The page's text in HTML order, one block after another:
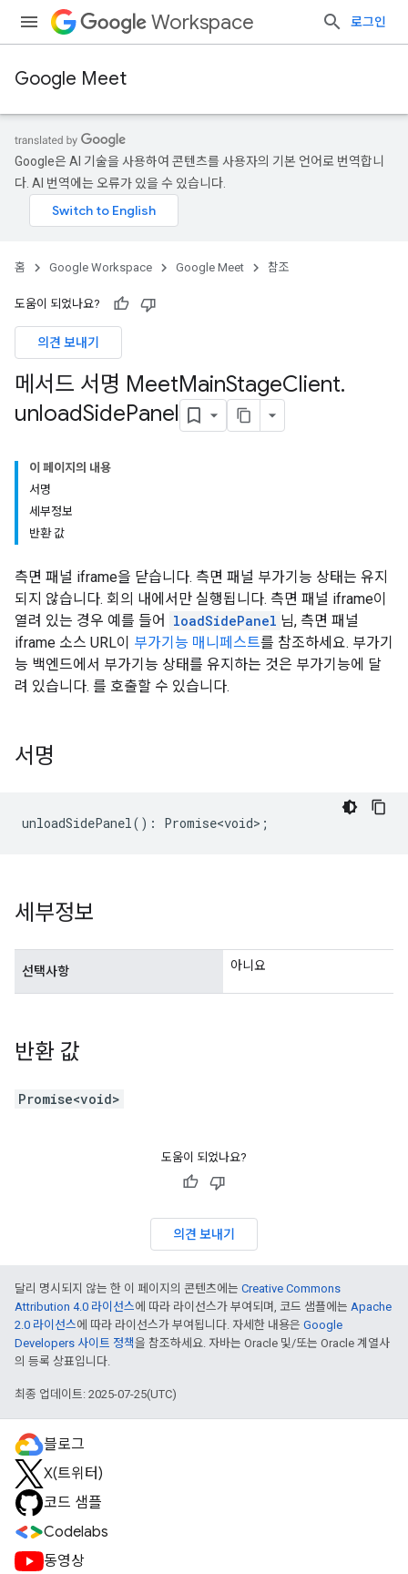
Workspace 로그인
Google Meet
Google은 AI 기술을 사용하여 콘텐츠를 사용자의 기본 언어로 번역합니
다. AI 번역에는 오류가 있을 수 있습니다.
홈 Google Workspace Google Meet 참조
도움이 되었나요?
의견 보내기
메서드 서명 MeetMainStageClient.
unloadSidePanel
이 페이지의 내용
서명
세부정보
반환 값
측면 패널 iframe을 닫습니다. 측면 패널 부가기능 상태는 유지
되지 않습니다. 회의 내에서만 실행됩니다. 측면 패널 iframe이
열려 있는 경우 예를 들어
loadSidePanel 님, 측면 패널
iframe 소스 URL이 부가기능 매니페스트를 참조하세요. 부가기
능 백엔드에서 부가기능 상태를 유지하는 것은 부가기능에 달
려 있습니다. 를 호출할 수 있습니다.
서명
unloadSidePanel() : Promise<void> ;
세부정보
선택사항 아니요
반환 값
Promise<void>
도움이 되었나요?
의견 보내기
달리 명시되지 않는 한 이 페이지의 콘텐츠에는 Creative Commons
Attribution 4.0 라이선스에 따라 라이선스가 부여되며, 코드 샘플에는 Apache
2.0 라이선스에 따라 라이선스가 부여됩니다. 자세한 내용은 Google
Developers 사이트 정책을 참조하세요. 자바는 Oracle 및/또는 Oracle 계열사
의 등록 상표입니다.
최종 업데이트: 2025-07-25(UTC)
블로그
X(트위터)
코드 샘플
Codelabs
동영상